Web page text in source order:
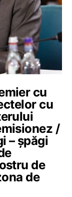
cu
cu
/
– şpăgi
de
de